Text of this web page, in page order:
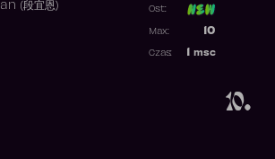
10.
(段宜恩) Ost:
10
Max:
msc
Czas: